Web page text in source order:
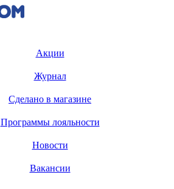
Акции
Журнал
Сделано в магазине
Программы лояльности
Новости
Вакансии